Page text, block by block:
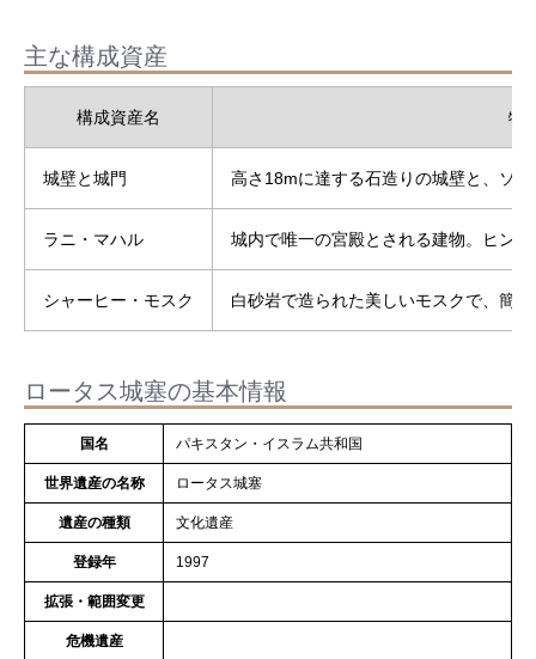
主な構成資産
構成資産名 特
城壁と城門 高さ18mに達する石造りの城壁と、ソ
ラニ・マハル 城内で唯一の宮殿とされる建物。ヒン
シャーヒー・モスク 白砂岩で造られた美しいモスクで、簡
ロータス城塞の基本情報
国名 パキスタン・イスラム共和国
世界遺産の名称 ロータス城塞
遺産の種類 文化遺産
登録年 1997
拡張・範囲変更
危機遺産